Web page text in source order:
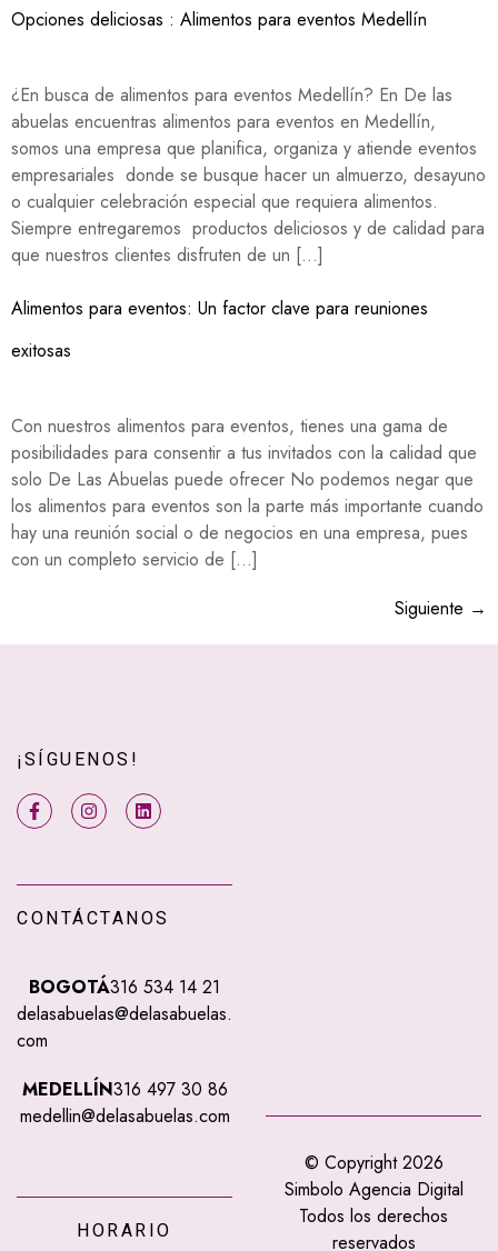
Opciones deliciosas : Alimentos para eventos Medellín
¿En busca de alimentos para eventos Medellín? En De las
abuelas encuentras alimentos para eventos en Medellín,
somos una empresa que planifica, organiza y atiende eventos
empresariales donde se busque hacer un almuerzo, desayuno
o cualquier celebración especial que requiera alimentos.
Siempre entregaremos productos deliciosos y de calidad para
que nuestros clientes disfruten de un […]
Alimentos para eventos: Un factor clave para reuniones
exitosas
Con nuestros alimentos para eventos, tienes una gama de
posibilidades para consentir a tus invitados con la calidad que
solo De Las Abuelas puede ofrecer No podemos negar que
los alimentos para eventos son la parte más importante cuando
hay una reunión social o de negocios en una empresa, pues
con un completo servicio de […]
Siguiente →
¡SÍGUENOS!
CONTÁCTANOS
BOGOTÁ316 534 14 21
delasabuelas@delasabuelas.
com
MEDELLÍN316 497 30 86
medellin@delasabuelas.com
HORARIO
© Copyright 2026
Simbolo Agencia Digital
Todos los derechos
reservados